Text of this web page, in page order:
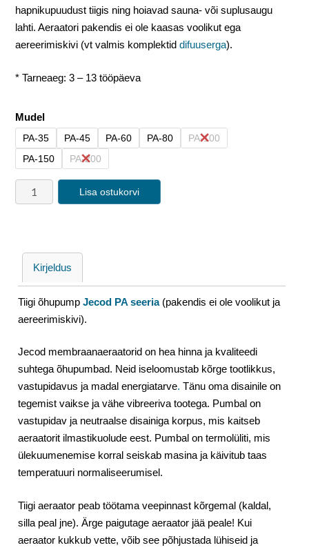
hapnikupuudust tiigis ning hoiavad sauna- või suplusaugu
lahti. Aeraatori pakendis ei ole kaasas voolikut ega
aereerimiskivi (vt valmis komplektid difuuserga).
* Tarneaeg: 3 – 13 tööpäeva
Mudel
PA-35 PA-45 PA-60 PA-80
PA-100
PA-150
PA-200
Lisa ostukorvi
Kirjeldus
Tiigi õhupump Jecod PA seeria (pakendis ei ole voolikut ja
aereerimiskivi).
Jecod membraanaeraatorid on hea hinna ja kvaliteedi
suhtega õhupumbad. Neid iseloomustab kõrge tootlikkus,
vastupidavus ja madal energiatarve. Tänu oma disainile on
tegemist vaikse ja vähe vibreeriva tootega. Pumbal on
vastupidav ja neutraalse disainiga korpus, mis kaitseb
aeraatorit ilmastikuolude eest. Pumbal on termolüliti, mis
ülekuumenemise korral seiskab masina ja käivitub taas
temperatuuri normaliseerumisel.
Tiigi aeraator peab töötama veepinnast kõrgemal (kaldal,
silla peal jne). Ärge paigutage aeraator jää peale! Kui
aeraator kukkub vette, võib see põhjustada lühiseid ja